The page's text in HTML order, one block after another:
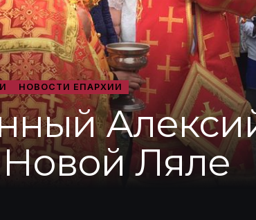
НОВОСТИ ЕПАРХИИ
Ляле